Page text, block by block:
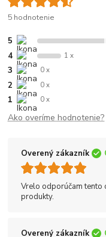
5 hodnotenie
5
4 1 x
3 0 x
2 0 x
1 0 x
Ako overíme hodnotenie?
Overený zákazník
Vrelo odporúčam tento
produkty.
Overený zákazník